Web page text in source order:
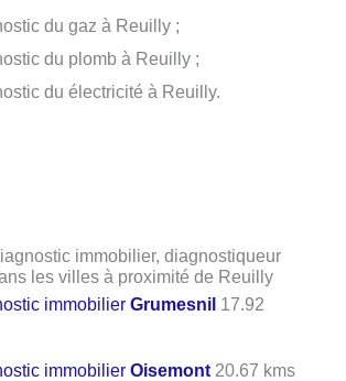
du gaz à Reuilly ;
du plomb à Reuilly ;
du électricité à Reuilly.
immobilier, diagnostiqueur
les villes à proximité de Reuilly
immobilierGrumesnil 17.92
immobilierOisemont 20.67 kms